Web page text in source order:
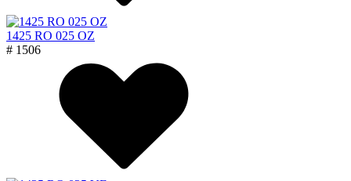
1425 RO 025 OZ
# 1506